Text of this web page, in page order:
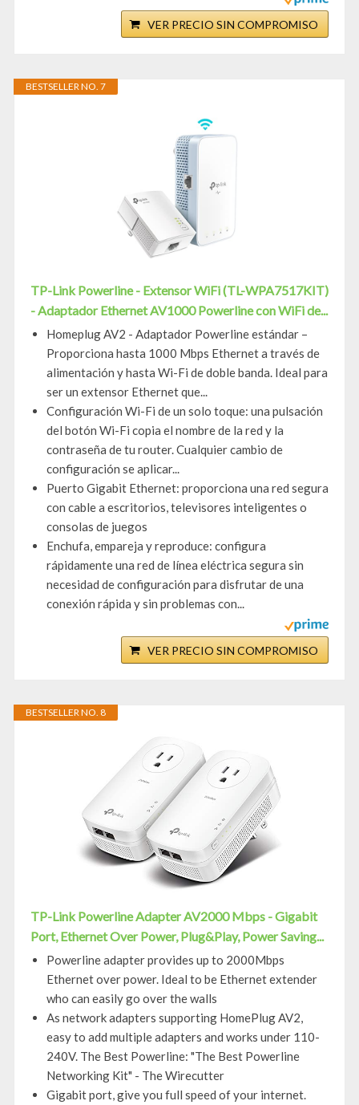
VER PRECIO SIN COMPROMISO
BESTSELLER NO. 7
TP-Link Powerline - Extensor WiFi (TL-WPA7517KIT)
- Adaptador Ethernet AV1000 Powerline con WiFi de...
Homeplug AV2 - Adaptador Powerline estándar –
Proporciona hasta 1000 Mbps Ethernet a través de
alimentación y hasta Wi-Fi de doble banda. Ideal para
ser un extensor Ethernet que...
Configuración Wi-Fi de un solo toque: una pulsación
del botón Wi-Fi copia el nombre de la red y la
contraseña de tu router. Cualquier cambio de
configuración se aplicar...
Puerto Gigabit Ethernet: proporciona una red segura
con cable a escritorios, televisores inteligentes o
consolas de juegos
Enchufa, empareja y reproduce: configura
rápidamente una red de línea eléctrica segura sin
necesidad de configuración para disfrutar de una
conexión rápida y sin problemas con...
VER PRECIO SIN COMPROMISO
BESTSELLER NO. 8
TP-Link Powerline Adapter AV2000 Mbps - Gigabit
Port, Ethernet Over Power, Plug&Play, Power Saving...
Powerline adapter provides up to 2000Mbps
Ethernet over power. Ideal to be Ethernet extender
who can easily go over the walls
As network adapters supporting HomePlug AV2,
easy to add multiple adapters and works under 110-
240V. The Best Powerline: "The Best Powerline
Networking Kit" - The Wirecutter
Gigabit port, give you full speed of your internet.